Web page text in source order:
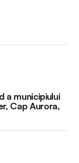
a municipiului
Cap Aurora,